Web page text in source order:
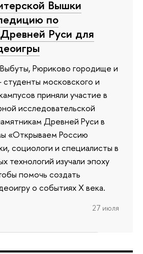
Вышки
по
Руси для
Рюриково городище и
московского и
приняли участие в
исследовательской
Древней Руси в
«Открываем Россию
социологи и специалисты в
технологий изучали эпоху
помочь создать
о событиях X века.
27 июля